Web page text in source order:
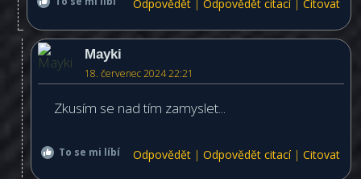
Odpovědět | Odpovědět citací| Citovat
Mayki
18. červenec 2024 22:21
Zkusím se nad tím zamyslet...
To se mi líbí Odpovědět | Odpovědět citací| Citovat